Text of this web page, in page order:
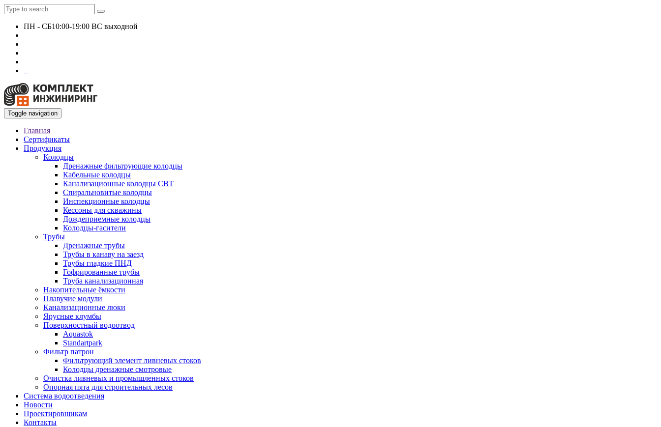
ПН - СБ10:00-19:00 ВС выходной
Toggle navigation
Главная
Сертификаты
Продукция
Колодцы
Дренажные фильтрующие колодцы
Кабельные колодцы
Канализационные колодцы СВТ
Спиральновитые колодцы
Инспекционные колодцы
Кессоны для скважины
Дождеприемные колодцы
Колодцы-гасители
Трубы
Дренажные трубы
Трубы в канаву на заезд
Трубы гладкие ПНД
Гофрированные трубы
Труба канализационная
Накопительные ёмкости
Плавучие модули
Канализационные люки
Ярусные клумбы
Поверхностный водоотвод
Aquastok
Standartpark
Фильтр патрон
Фильтрующий элемент ливневых стоков
Колодцы дренажные смотровые
Очистка ливневых и промышленных стоков
Опорная пята для строительных лесов
Система водоотведения
Новости
Проектировщикам
Контакты